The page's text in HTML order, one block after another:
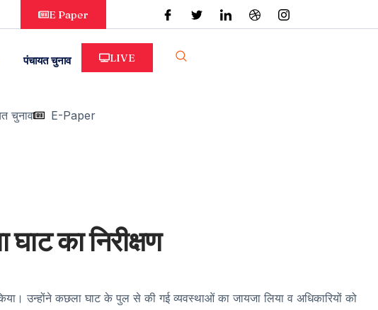
E Paper
पंचायत चुनाव LIVE
चुनाव E-Paper
का निरीक्षण
उन्होंने कछला घाट के पुल से की गई व्यवस्थाओं का जायजा लिया व अधिकारियों को